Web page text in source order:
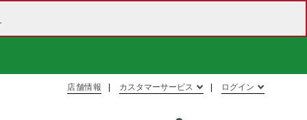
店舗情報 カスタマーサービス ログイン